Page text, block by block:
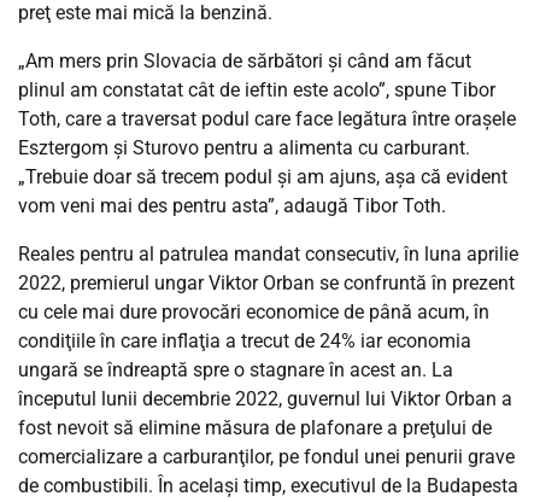
preţ este mai mică la benzină.
„Am mers prin Slovacia de sărbători şi când am făcut
plinul am constatat cât de ieftin este acolo”, spune Tibor
Toth, care a traversat podul care face legătura între oraşele
Esztergom şi Sturovo pentru a alimenta cu carburant.
„Trebuie doar să trecem podul şi am ajuns, aşa că evident
vom veni mai des pentru asta”, adaugă Tibor Toth.
Reales pentru al patrulea mandat consecutiv, în luna aprilie
2022, premierul ungar Viktor Orban se confruntă în prezent
cu cele mai dure provocări economice de până acum, în
condiţiile în care inflaţia a trecut de 24% iar economia
ungară se îndreaptă spre o stagnare în acest an. La
începutul lunii decembrie 2022, guvernul lui Viktor Orban a
fost nevoit să elimine măsura de plafonare a preţului de
comercializare a carburanţilor, pe fondul unei penurii grave
de combustibili. În acelaşi timp, executivul de la Budapesta